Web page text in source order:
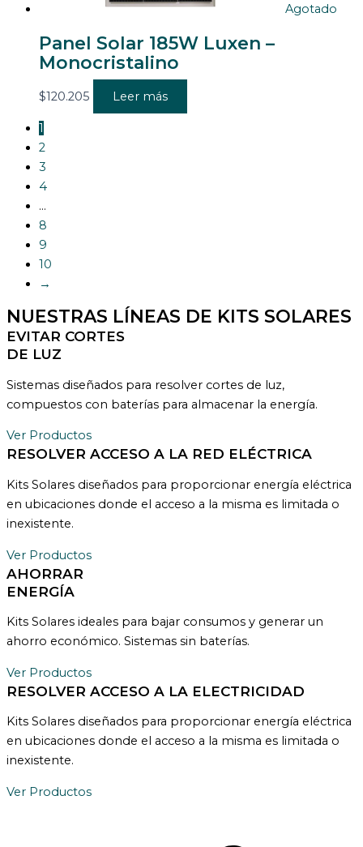
Agotado
Panel Solar 185W Luxen –
Monocristalino
$120.205 Leer más
1
2
3
4
…
8
9
10
→
NUESTRAS LÍNEAS DE KITS SOLARES
EVITAR CORTES
DE LUZ
Sistemas diseñados para resolver cortes de luz,
compuestos con baterías para almacenar la energía.
Ver Productos
RESOLVER ACCESO A LA RED ELÉCTRICA
Kits Solares diseñados para proporcionar energía eléctrica
en ubicaciones donde el acceso a la misma es limitada o
inexistente.
Ver Productos
AHORRAR
ENERGÍA
Kits Solares ideales para bajar consumos y generar un
ahorro económico. Sistemas sin baterías.
Ver Productos
RESOLVER ACCESO A LA ELECTRICIDAD
Kits Solares diseñados para proporcionar energía eléctrica
en ubicaciones donde el acceso a la misma es limitada o
inexistente.
Ver Productos